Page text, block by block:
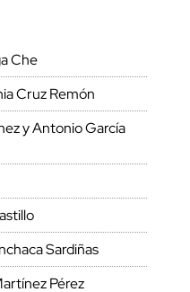
Che
Cruz Remón
y Antonio García
Sardiñas
Pérez